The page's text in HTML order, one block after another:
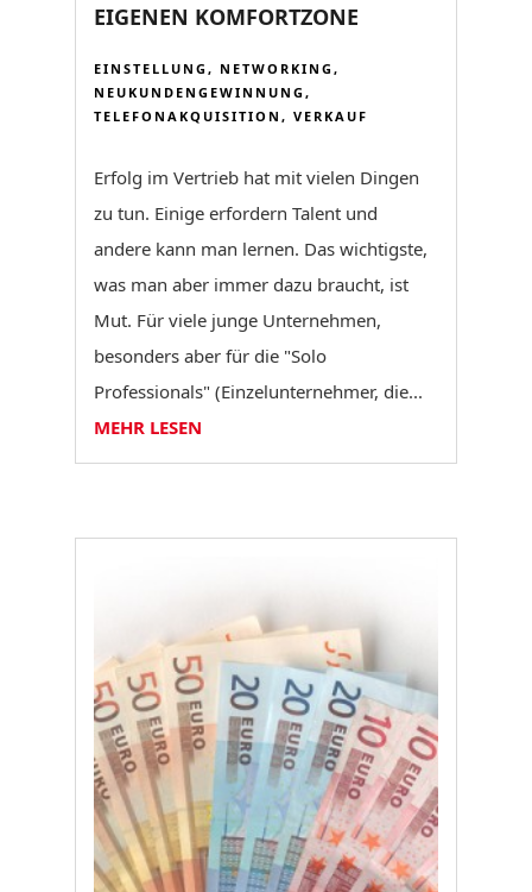
EIGENEN KOMFORTZONE
EINSTELLUNG , NETWORKING ,
NEUKUNDENGEWINNUNG ,
TELEFONAKQUISITION , VERKAUF
Erfolg im Vertrieb hat mit vielen Dingen
zu tun. Einige erfordern Talent und
andere kann man lernen. Das wichtigste,
was man aber immer dazu braucht, ist
Mut. Für viele junge Unternehmen,
besonders aber für die "Solo
Professionals" (Einzelunternehmer, die...
MEHR LESEN